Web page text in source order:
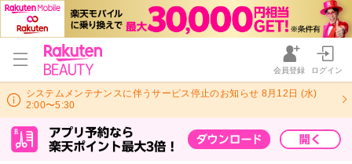
会員登録 ログイン
システムメンテナンスに伴うサービス停止のお知らせ 8月12日 (水)
2:00〜5:30